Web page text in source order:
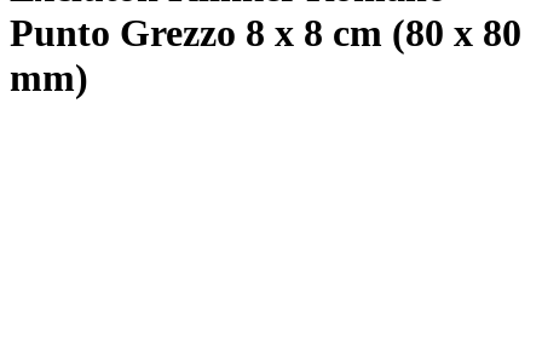
Punto Grezzo 8 x 8 cm (80 x 80
mm)